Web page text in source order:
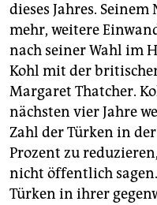
dieses Jahres.
mehr, weitere
nach seiner Wahl im
Kohl mit der
Margaret Thatcher.
nächsten vier Jahre
Zahl der Türken in
Prozent zu
nicht öffentlich
Türken in ihrer